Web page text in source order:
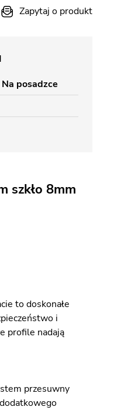
Zapytaj o produkt
Na posadzce
szkło 8mm
to doskonałe
i
profile nadają
przesuwny